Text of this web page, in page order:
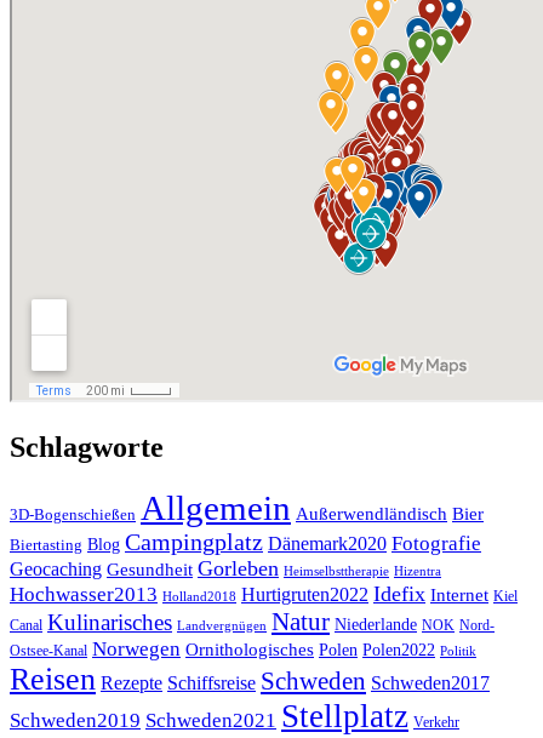
Schlagworte
3D-Bogenschießen Allgemein Außerwendländisch Bier
Biertasting Blog Campingplatz Dänemark2020 Fotografie
Geocaching Gesundheit Gorleben Heimselbsttherapie Hizentra
Hochwasser2013 Holland2018 Hurtigruten2022 Idefix Internet Kiel
Canal Kulinarisches Landvergnügen Natur Niederlande NOK Nord-
Ostsee-Kanal Norwegen Ornithologisches Polen Polen2022 Politik
Reisen Rezepte Schiffsreise Schweden Schweden2017
Schweden2019 Schweden2021 Stellplatz Verkehr